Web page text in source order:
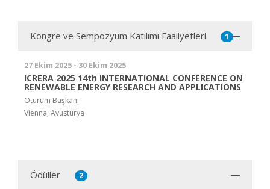
Kongre ve Sempozyum Katılımı Faaliyetleri 1
27 Ekim 2025 - 30 Ekim 2025
ICRERA 2025 14th INTERNATIONAL CONFERENCE ON
RENEWABLE ENERGY RESEARCH AND APPLICATIONS
Oturum Başkanı
Vienna, Avusturya
Ödüller 2